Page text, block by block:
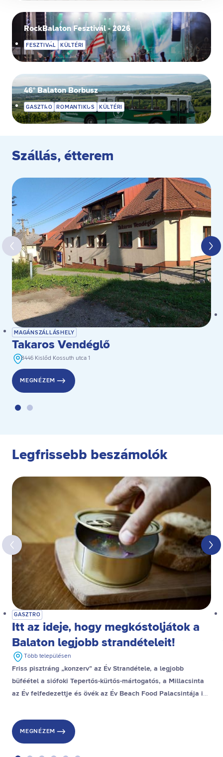
Ön a hozzájárulását bármikor visszavonhatja a weboldal
ezen sütikezelési felületén keresztül. A hozzájárulás
visszavonása nem érinti a hozzájáruláson alapuló, a
visszavonás előtti adatkezelés jogszerűségét.
RockBalaton Fesztivál - 2026
FESZTIVÁL KÜLTÉRI
46° Balaton Borbusz
GASZTRO ROMANTIKUS KÜLTÉRI
Szállás, étterem
MAGÁNSZÁLLÁSHELY
Takaros Vendéglő
8446 Kislőd Kossuth utca 1
MEGNÉZEM
Legfrissebb beszámolók
GASZTRO
Itt az ideje, hogy megkóstoljátok a
Balaton legjobb strandételeit!
Több településen
Friss pisztráng „konzerv” az Év Strandétele, a legjobb
büféétel a siófoki Tepertős-kürtős-mártogatós, a Millacsinta
az Év felfedezettje és övék az Év Beach Food Palacsintája is,
MEGNÉZEM